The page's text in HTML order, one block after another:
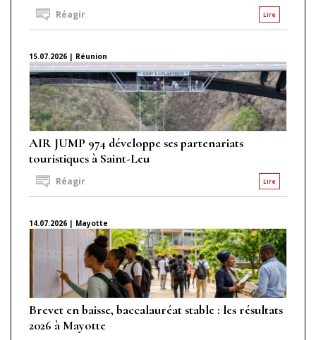
Lire
Réagir
15.07.2026 | Réunion
AIR JUMP 974 développe ses partenariats
touristiques à Saint-Leu
Lire
Réagir
14.07.2026 | Mayotte
Brevet en baisse, baccalauréat stable : les résultats
2026 à Mayotte